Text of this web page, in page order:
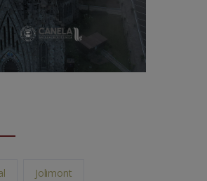
Jolimont